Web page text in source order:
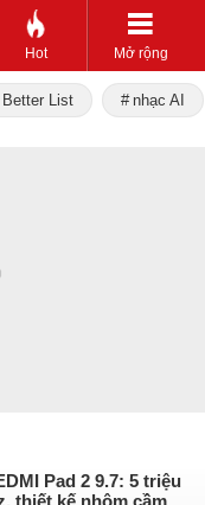
Hot Mở rộng
Better List nhạc AI
Pad 2 9.7: 5 triệu
thiết kế nhôm cầm